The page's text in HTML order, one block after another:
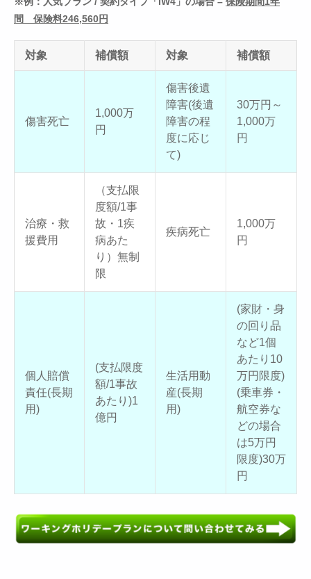
間 保険料246,560円
対象 補償額 対象 補償額
傷害死亡
1,000万
円
傷害後遺
障害(後遺
障害の程
度に応じ
て)
30万円～
1,000万
円
治療・救
援費用
（支払限
度額/1事
故・1疾
病あた
り）無制
限
疾病死亡
1,000万
円
個人賠償
責任(長期
用)
(支払限度
額/1事故
あたり)1
億円
生活用動
産(長期
用)
(家財・身
の回り品
など1個
あたり10
万円限度)
(乗車券・
航空券な
どの場合
は5万円
限度)30万
円